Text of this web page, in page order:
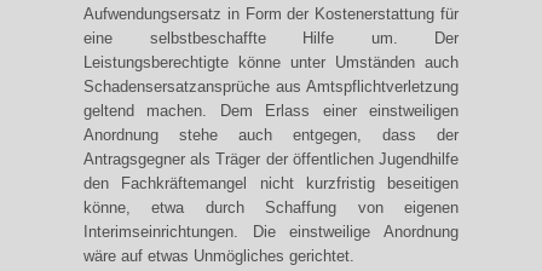
Aufwendungsersatz in Form der Kostenerstattung für
eine selbstbeschaffte Hilfe um. Der
Leistungsberechtigte könne unter Umständen auch
Schadensersatzansprüche aus Amtspflichtverletzung
geltend machen. Dem Erlass einer einstweiligen
Anordnung stehe auch entgegen, dass der
Antragsgegner als Träger der öffentlichen Jugendhilfe
den Fachkräftemangel nicht kurzfristig beseitigen
könne, etwa durch Schaffung von eigenen
Interimseinrichtungen. Die einstweilige Anordnung
wäre auf etwas Unmögliches gerichtet.